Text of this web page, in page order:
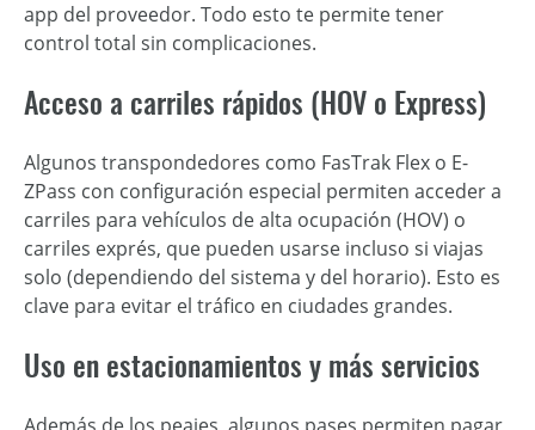
app del proveedor. Todo esto te permite tener
control total sin complicaciones.
Acceso a carriles rápidos (HOV o Express)
Algunos transpondedores como FasTrak Flex o E-
ZPass con configuración especial permiten acceder a
carriles para vehículos de alta ocupación (HOV) o
carriles exprés, que pueden usarse incluso si viajas
solo (dependiendo del sistema y del horario). Esto es
clave para evitar el tráfico en ciudades grandes.
Uso en estacionamientos y más servicios